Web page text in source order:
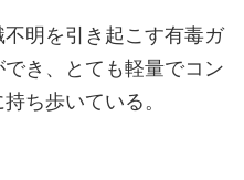
明を引き起こす有毒ガ
き、とても軽量でコン
ち歩いている。